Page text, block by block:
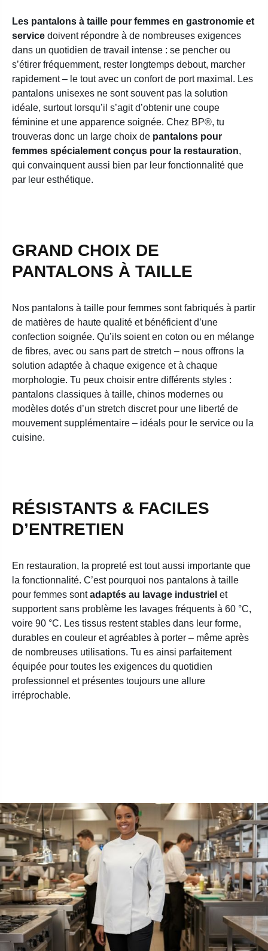
Les pantalons à taille pour femmes en gastronomie et
service doivent répondre à de nombreuses exigences
dans un quotidien de travail intense : se pencher ou
s’étirer fréquemment, rester longtemps debout, marcher
rapidement – le tout avec un confort de port maximal. Les
pantalons unisexes ne sont souvent pas la solution
idéale, surtout lorsqu’il s’agit d’obtenir une coupe
féminine et une apparence soignée. Chez BP®, tu
trouveras donc un large choix de pantalons pour
femmes spécialement conçus pour la restauration,
qui convainquent aussi bien par leur fonctionnalité que
par leur esthétique.
GRAND CHOIX DE
PANTALONS À TAILLE
Nos pantalons à taille pour femmes sont fabriqués à partir
de matières de haute qualité et bénéficient d’une
confection soignée. Qu’ils soient en coton ou en mélange
de fibres, avec ou sans part de stretch – nous offrons la
solution adaptée à chaque exigence et à chaque
morphologie. Tu peux choisir entre différents styles :
pantalons classiques à taille, chinos modernes ou
modèles dotés d’un stretch discret pour une liberté de
mouvement supplémentaire – idéals pour le service ou la
cuisine.
RÉSISTANTS & FACILES
D’ENTRETIEN
En restauration, la propreté est tout aussi importante que
la fonctionnalité. C’est pourquoi nos pantalons à taille
pour femmes sontadaptés au lavage industriel et
supportent sans problème les lavages fréquents à 60 °C,
voire 90 °C. Les tissus restent stables dans leur forme,
durables en couleur et agréables à porter – même après
de nombreuses utilisations. Tu es ainsi parfaitement
équipée pour toutes les exigences du quotidien
professionnel et présentes toujours une allure
irréprochable.